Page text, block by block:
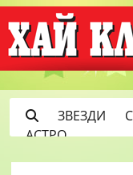
ЗВЕЗДИ
АСТРО